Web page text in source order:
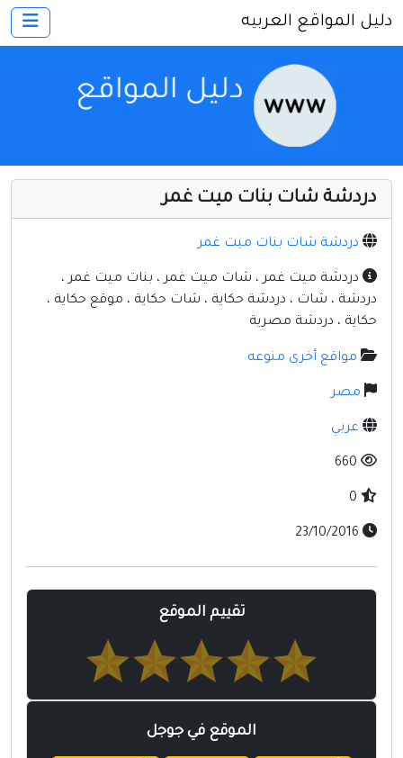
اتصل بنا
أخرى ومنوعه
إنترنت وشبكات
الأسرة والترفيه
كمبيوتر وبرامج
دليل المواقع العربيه
دردشة شات بنات ميت غمر
دردشة شات بنات ميت غمر
دردشة ميت غمر ، شات ميت غمر ، بنات ميت غمر ،
دردشة ، شات ، دردشة حكاية ، شات حكاية ، موقع حكاية ،
حكاية ، دردشة مصرية
مواقع أخرى منوعه
مصر
عربي
تقييم الموقع
الموقع في جوجل